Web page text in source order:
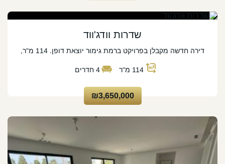
שדרות וודג'ווד
דירה חדשה מקבלן בפרויקט ברמת גימור יוצאת דופן. 114 מ"ר,
114 מ"ר 4 חדרים
₪3,650,000